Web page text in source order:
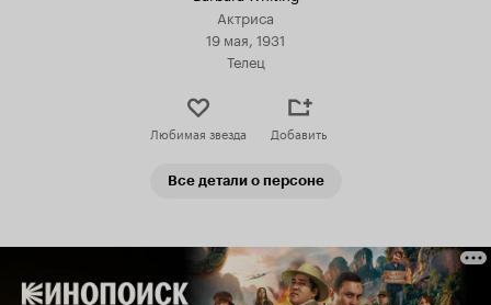
Актриса
19 мая, 1931
Телец
Любимая звезда Добавить
Все детали о персоне